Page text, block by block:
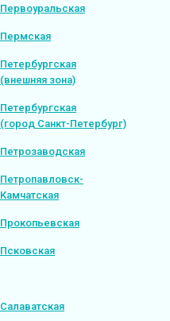
Первоуральская
Пермская
Петербургская
(внешняя зона)
Петербургская
(город Санкт-Петербург)
Петрозаводская
Петропавловск-
Камчатская
Прокопьевская
Псковская
Салаватская